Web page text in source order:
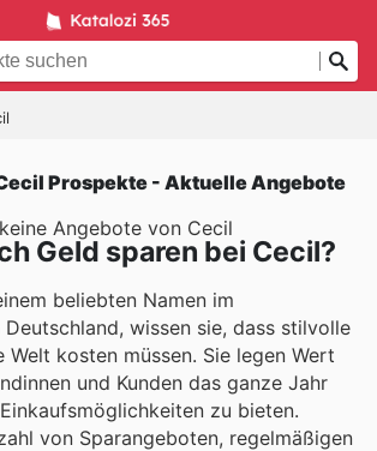
Prospekte - Aktuelle Angebote
Angebote von Cecil
Geld sparen bei Cecil?
beliebten Namen im
wissen sie, dass stilvolle
kosten müssen. Sie legen Wert
und Kunden das ganze Jahr
zu bieten.
von Sparangeboten, regelmäßigen